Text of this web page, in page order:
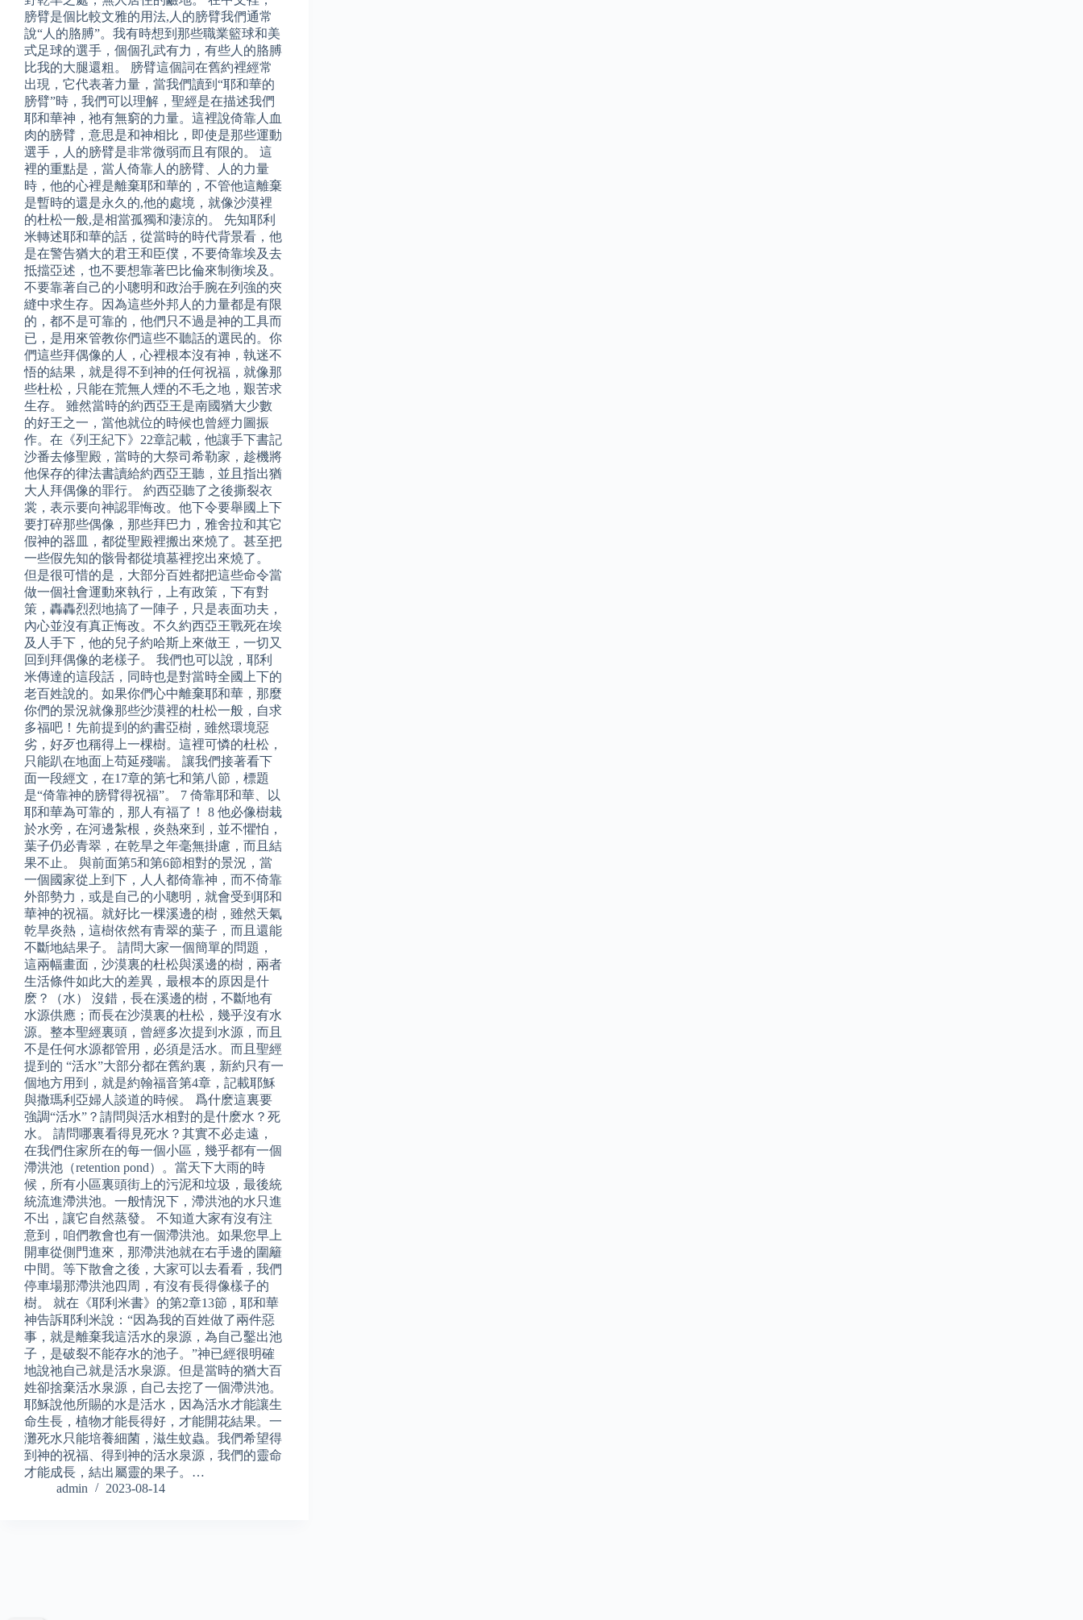
膀臂是個比較文雅的用法,人的膀臂我們通常
說“人的胳膊”。我有時想到那些職業籃球和美
式足球的選手，個個孔武有力，有些人的胳膊
比我的大腿還粗。 膀臂這個詞在舊約裡經常
出現，它代表著力量，當我們讀到“耶和華的
膀臂”時，我們可以理解，聖經是在描述我們
耶和華神，祂有無窮的力量。這裡說倚靠人血
肉的膀臂，意思是和神相比，即使是那些運動
選手，人的膀臂是非常微弱而且有限的。 這
裡的重點是，當人倚靠人的膀臂、人的力量
時，他的心裡是離棄耶和華的，不管他這離棄
是暫時的還是永久的,他的處境，就像沙漠裡
的杜松一般,是相當孤獨和淒涼的。 先知耶利
米轉述耶和華的話，從當時的時代背景看，他
是在警告猶大的君王和臣僕，不要倚靠埃及去
抵擋亞述，也不要想靠著巴比倫來制衡埃及。
不要靠著自己的小聰明和政治手腕在列強的夾
縫中求生存。因為這些外邦人的力量都是有限
的，都不是可靠的，他們只不過是神的工具而
已，是用來管教你們這些不聽話的選民的。你
們這些拜偶像的人，心裡根本沒有神，執迷不
悟的結果，就是得不到神的任何祝福，就像那
些杜松，只能在荒無人煙的不毛之地，艱苦求
生存。 雖然當時的約西亞王是南國猶大少數
的好王之一，當他就位的時候也曾經力圖振
作。在《列王紀下》22章記載，他讓手下書記
沙番去修聖殿，當時的大祭司希勒家，趁機將
他保存的律法書讀給約西亞王聽，並且指出猶
大人拜偶像的罪行。 約西亞聽了之後撕裂衣
裳，表示要向神認罪悔改。他下令要舉國上下
要打碎那些偶像，那些拜巴力，雅舍拉和其它
假神的器皿，都從聖殿裡搬出來燒了。甚至把
一些假先知的骸骨都從墳墓裡挖出來燒了。
但是很可惜的是，大部分百姓都把這些命令當
做一個社會運動來執行，上有政策，下有對
策，轟轟烈烈地搞了一陣子，只是表面功夫，
內心並沒有真正悔改。不久約西亞王戰死在埃
及人手下，他的兒子約哈斯上來做王，一切又
回到拜偶像的老樣子。 我們也可以說，耶利
米傳達的這段話，同時也是對當時全國上下的
老百姓說的。如果你們心中離棄耶和華，那麼
你們的景況就像那些沙漠裡的杜松一般，自求
多福吧！先前提到的約書亞樹，雖然環境惡
劣，好歹也稱得上一棵樹。這裡可憐的杜松，
只能趴在地面上苟延殘喘。 讓我們接著看下
面一段經文，在17章的第七和第八節，標題
是“倚靠神的膀臂得祝福”。 7 倚靠耶和華、以
耶和華為可靠的，那人有福了！ 8 他必像樹栽
於水旁，在河邊紮根，炎熱來到，並不懼怕，
葉子仍必青翠，在乾旱之年毫無掛慮，而且結
果不止。 與前面第5和第6節相對的景況，當
一個國家從上到下，人人都倚靠神，而不倚靠
外部勢力，或是自己的小聰明，就會受到耶和
華神的祝福。就好比一棵溪邊的樹，雖然天氣
乾旱炎熱，這樹依然有青翠的葉子，而且還能
不斷地結果子。 請問大家一個簡單的問題，
這兩幅畫面，沙漠裏的杜松與溪邊的樹，兩者
生活條件如此大的差異，最根本的原因是什
麽？（水） 沒錯，長在溪邊的樹，不斷地有
水源供應；而長在沙漠裏的杜松，幾乎沒有水
源。整本聖經裏頭，曾經多次提到水源，而且
不是任何水源都管用，必須是活水。而且聖經
提到的 “活水”大部分都在舊約裏，新約只有一
個地方用到，就是約翰福音第4章，記載耶穌
與撒瑪利亞婦人談道的時候。 爲什麽這裏要
強調“活水”？請問與活水相對的是什麽水？死
水。 請問哪裏看得見死水？其實不必走遠，
在我們住家所在的每一個小區，幾乎都有一個
滯洪池（retention pond）。當天下大雨的時
候，所有小區裏頭街上的污泥和垃圾，最後統
統流進滯洪池。一般情況下，滯洪池的水只進
不出，讓它自然蒸發。 不知道大家有沒有注
意到，咱們教會也有一個滯洪池。如果您早上
開車從側門進來，那滯洪池就在右手邊的圍籬
中間。等下散會之後，大家可以去看看，我們
停車場那滯洪池四周，有沒有長得像樣子的
樹。 就在《耶利米書》的第2章13節，耶和華
神告訴耶利米說：“因為我的百姓做了兩件惡
事，就是離棄我這活水的泉源，為自己鑿出池
子，是破裂不能存水的池子。”神已經很明確
地說祂自己就是活水泉源。但是當時的猶大百
姓卻捨棄活水泉源，自己去挖了一個滯洪池。
耶穌說他所賜的水是活水，因為活水才能讓生
命生長，植物才能長得好，才能開花結果。一
灘死水只能培養細菌，滋生蚊蟲。我們希望得
到神的祝福、得到神的活水泉源，我們的靈命
才能成長，結出屬靈的果子。…
admin
2023-08-14